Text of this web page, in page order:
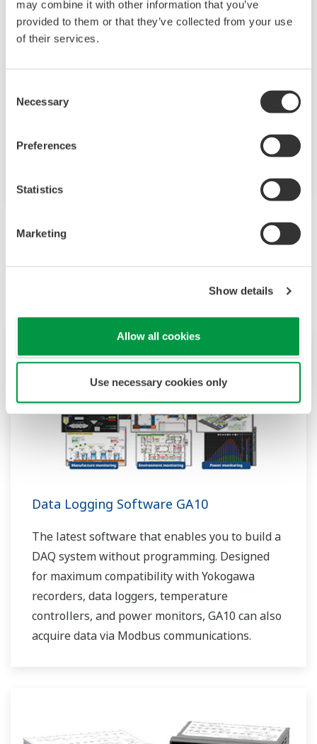
may combine it with other information that you’ve
provided to them or that they’ve collected from your use
of their services.
Selection
Necessary
Preferences
Statistics
Marketing
Show details
Allow all cookies
Use necessary cookies only
Водоподготовка
Yokogawa предлагает оптимальные
решения для повышения надежности
решения включают в себя сложные
продукции и обширные ноу-хау
жизненного цикла.
Data Logging Software GA10
The latest software that enables you to build a
DAQ system without programming. Designed
for maximum compatibility with Yokogawa
recorders, data loggers, temperature
controllers, and power monitors, GA10 can also
acquire data via Modbus communications.